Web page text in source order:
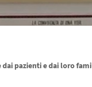
pazienti e dai loro